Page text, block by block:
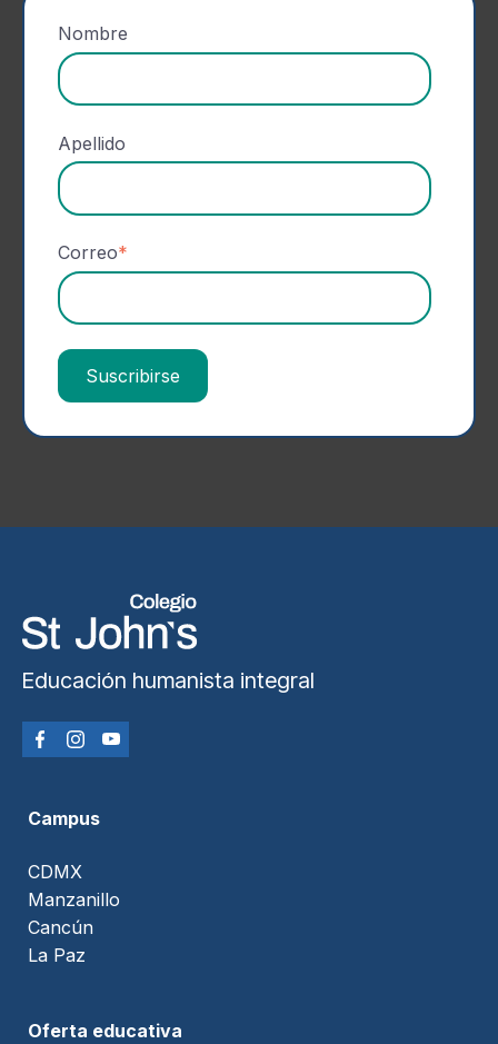
Nombre
Apellido
Correo*
Educación humanista integral
Campus
CDMX
Manzanillo
Cancún
La Paz
Oferta educativa